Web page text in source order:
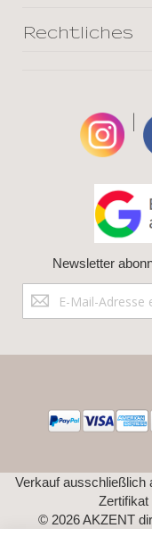
Rechtliches
Newsletter
Anmeldung
zum
Verkauf ausschließlich
© 2026 AKZENT